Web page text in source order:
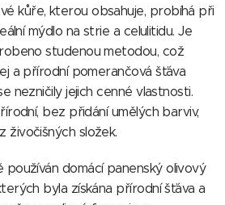
kůře, kterou obsahuje, probíhá při
mýdlo na strie a celulitidu. Je
studenou metodou, což
a přírodní pomerančová šťáva
nezničily jejich cenné vlastnosti.
bez přidání umělých barviv,
živočišných složek.
domácí panenský olivový
byla získána přírodní šťáva a